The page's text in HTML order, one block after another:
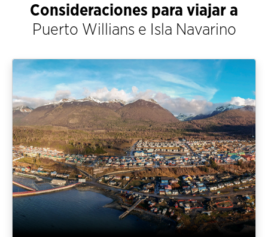
Consideraciones para viajar a
Puerto Willians e Isla Navarino